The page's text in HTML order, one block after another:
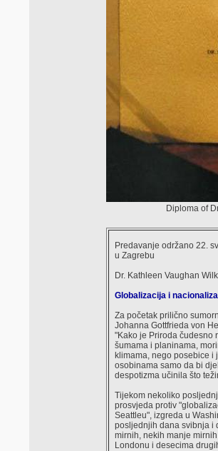
Diploma of
Predavanje održano 22.
u Zagrebu
Dr. Kathleen Vaughan
Globalizacija i
Za početak prilično
Johanna Gottfrieda von
"Kako je Priroda čudesno
šumama i planinama,
klimama, nego posebice i
osobinama samo da bi
despotizma učinila što
Tijekom nekoliko
prosvjeda protiv
Seattleu", izgreda u
posljednjih dana svibnja i
mirnih, nekih manje
Londonu i desecima